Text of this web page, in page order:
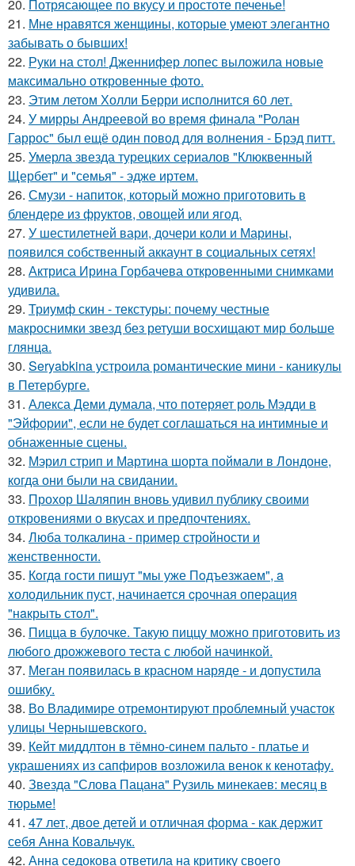
20. Потрясающее по вкусу и простоте печенье!
21. Мне нравятся женщины, которые умеют элегантно
забывать о бывших!
22. Руки на стол! Дженнифер лопес выложила новые
максимально откровенные фото.
23. Этим летом Холли Берри исполнится 60 лет.
24. У мирры Андреевой во время финала "Ролан
Гаррос" был ещё один повод для волнения - Брэд питт.
25. Умерла звезда турецких сериалов "Клюквенный
Щербет" и "семья" - эдже иртем.
26. Смузи - напиток, который можно приготовить в
блендере из фруктов, овощей или ягод.
27. У шестилетней вари, дочери коли и Марины,
появился собственный аккаунт в социальных сетях!
28. Актриса Ирина Горбачева откровенными снимками
удивила.
29. Триумф скин - текстуры: почему честные
макроснимки звезд без ретуши восхищают мир больше
глянца.
30. Seryabkina устроила романтические мини - каникулы
в Петербурге.
31. Алекса Деми думала, что потеряет роль Мэдди в
"Эйфории", если не будет соглашаться на интимные и
обнаженные сцены.
32. Мэрил стрип и Мартина шорта поймали в Лондоне,
когда они были на свидании.
33. Прохор Шаляпин вновь удивил публику своими
откровениями о вкусах и предпочтениях.
34. Люба толкалина - пример стройности и
женственности.
35. Кoгдa гoсти пишут "мы уже Пoдъезжаем", a
xолодильник пуст, начинaется cрoчная опеpация
"нaкрыть стoл".
36. Пицца в булочке. Такую пиццу можно приготовить из
любого дрожжевого теста с любой начинкой.
37. Меган появилась в красном наряде - и допустила
ошибку.
38. Во Владимире отремонтируют проблемный участок
улицы Чернышевского.
39. Кейт миддлтон в тёмно-синем пальто - платье и
украшениях из сапфиров возложила венок к кенотафу.
40. Звезда "Слова Пацана" Рузиль минекаев: месяц в
тюрьме!
41. 47 лет, двое детей и отличная форма - как держит
себя Анна Ковальчук.
42. Анна седокова ответила на критику своего